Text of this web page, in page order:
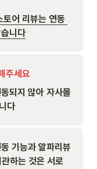
토어 리뷰는 연동
니다
주세요
되지 않아 자사몰
다
기능과 알파리뷰
하는 것은 서로